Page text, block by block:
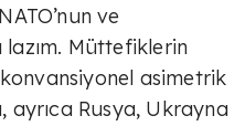
ve
Müttefiklerin
asimetrik
Rusya, Ukrayna